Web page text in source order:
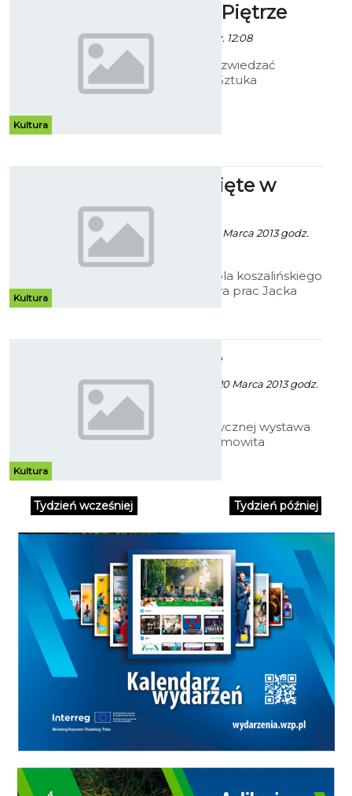
Kultura
Galeria Na Piętrze
- 21 Marca 2013 godz. 12:08
W Galerii można zwiedzać
wystawę Polska Sztuka
Współczesna – malarstwo i
Kultura
Obrazy Święte w
Muzeum
Patrycja Koźlare - 21 Marca 2013 godz.
W Galerii Antresola koszalińskiego
muzeum wystawa prac Jacka
Kultura
Fotobranie
Patrycja Kożlarek - 20 Marca 2013 godz.
18:09
W Centrali Artystycznej wystawa
fotograficzna Ziemowita
Tydzień wcześniej Tydzień później